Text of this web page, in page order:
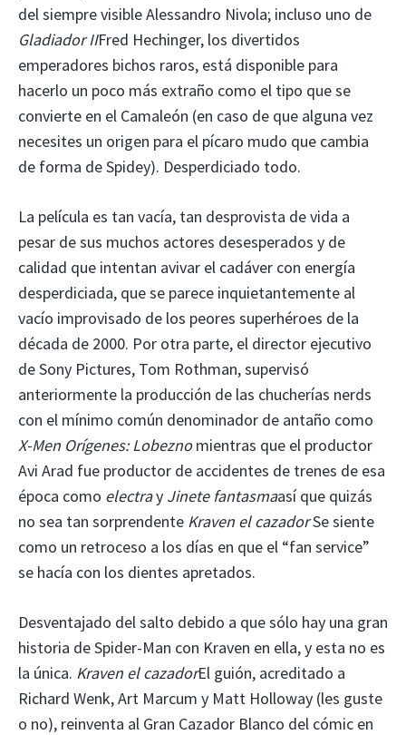
del siempre visible Alessandro Nivola; incluso uno de
Gladiador IIFred Hechinger, los divertidos
emperadores bichos raros, está disponible para
hacerlo un poco más extraño como el tipo que se
convierte en el Camaleón (en caso de que alguna vez
necesites un origen para el pícaro mudo que cambia
de forma de Spidey). Desperdiciado todo.
La película es tan vacía, tan desprovista de vida a
pesar de sus muchos actores desesperados y de
calidad que intentan avivar el cadáver con energía
desperdiciada, que se parece inquietantemente al
vacío improvisado de los peores superhéroes de la
década de 2000. Por otra parte, el director ejecutivo
de Sony Pictures, Tom Rothman, supervisó
anteriormente la producción de las chucherías nerds
con el mínimo común denominador de antaño como
X-Men Orígenes: Lobeznomientras que el productor
Avi Arad fue productor de accidentes de trenes de esa
época como electray Jinete fantasmaasí que quizás
no sea tan sorprendente Kraven el cazadorSe siente
como un retroceso a los días en que el “fan service”
se hacía con los dientes apretados.
Desventajado del salto debido a que sólo hay una gran
historia de Spider-Man con Kraven en ella, y esta no es
la única. Kraven el cazadorEl guión, acreditado a
Richard Wenk, Art Marcum y Matt Holloway (les guste
o no), reinventa al Gran Cazador Blanco del cómic en